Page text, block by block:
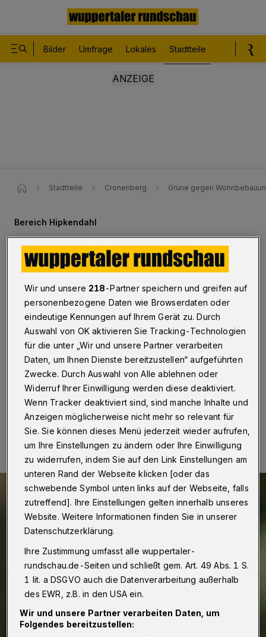
Bilder Umfrage Lokales Stadtteile
Stadtteile Cronenberg Grüne gegen
Bereich Hipkendahl
Grüne gegen Wohnbebauung
nahe der Gelpe
Wuppertal·Die Ratsfraktion der Wuppertaler Grünen
lehnt eine Verwaltungsvorlage, die eine Wohnbebauung
im Bereich Hipkendahl vorsieht, ab. Die
Bezirksvertretung Cronenberg hatte den Vorschlag am
22. Mai 2024 einstimmig zurückgewiesen. Am 6. Juni
folgt die Beratung im Ausschuss für Stadtentwicklung
und Planen.
27.05.2024 , 18:00 Uhr Eine Minute Lesezeit
Wir und unsere 218-Partner speichern und greifen auf
personenbezogene Daten wie Browserdaten oder
eindeutige Kennungen auf Ihrem Gerät zu. Durch
Auswahl von OK aktivieren Sie Tracking-Technologien
für die unter „Wir und unsere Partner verarbeiten
Daten, um Ihnen Dienste bereitzustellen“ aufgeführten
Zwecke. Durch Auswahl von Alle ablehnen oder
Widerruf Ihrer Einwilligung werden diese deaktiviert.
Wenn Tracker deaktiviert sind, sind manche Inhalte und
Anzeigen möglicherweise nicht mehr so relevant für
Sie. Sie können dieses Menü jederzeit wieder aufrufen,
um Ihre Einstellungen zu ändern oder Ihre Einwilligung
zu widerrufen, indem Sie auf den Link Einstellungen am
unteren Rand der Webseite klicken [oder das
schwebende Symbol unten links auf der Webseite, falls
zutreffend]. Ihre Einstellungen gelten innerhalb unseres
Website. Weitere Informationen finden Sie in unserer
Datenschutzerklärung.
Ihre Zustimmung umfasst alle wuppertaler-
rundschau.de-Seiten und schließt gem. Art. 49 Abs. 1 S.
1 lit. a DSGVO auch die Datenverarbeitung außerhalb
des EWR, z.B. in den USA ein.
Wir und unsere Partner verarbeiten Daten, um
Folgendes bereitzustellen: